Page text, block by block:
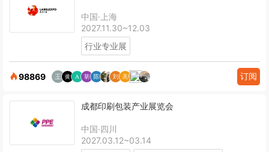
中国·上海
2027.11.30~12.03
行业专业展
98869 订阅
成都印刷包装产业展览会
中国·四川
2027.03.12~03.14